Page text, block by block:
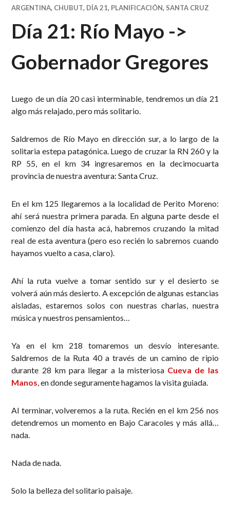
ARGENTINA, CHUBUT, DÍA 21, PLANIFICACIÓN, SANTA CRUZ
Día 21: Río Mayo ->
Gobernador Gregores
Luego de un día 20 casi interminable, tendremos un día 21
algo más relajado, pero más solitario.
Saldremos de Río Mayo en dirección sur, a lo largo de la
solitaria estepa patagónica. Luego de cruzar la RN 260 y la
RP 55, en el km 34 ingresaremos en la decimocuarta
provincia de nuestra aventura: Santa Cruz.
En el km 125 llegaremos a la localidad de Perito Moreno:
ahí será nuestra primera parada. En alguna parte desde el
comienzo del día hasta acá, habremos cruzando la mitad
real de esta aventura (pero eso recién lo sabremos cuando
hayamos vuelto a casa, claro).
Ahí la ruta vuelve a tomar sentido sur y el desierto se
volverá aún más desierto. A excepción de algunas estancias
aisladas, estaremos solos con nuestras charlas, nuestra
música y nuestros pensamientos…
Ya en el km 218 tomaremos un desvío interesante.
Saldremos de la Ruta 40 a través de un camino de ripio
durante 28 km para llegar a la misteriosa Cueva de las
Manos, en donde seguramente hagamos la visita guiada.
Al terminar, volveremos a la ruta. Recién en el km 256 nos
detendremos un momento en Bajo Caracoles y más allá…
nada.
Nada de nada.
Solo la belleza del solitario paisaje.